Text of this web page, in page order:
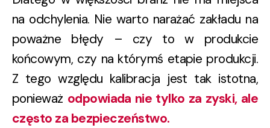
na odchylenia. Nie warto narażać zakładu na
poważne błędy – czy to w produkcie
końcowym, czy na którymś etapie produkcji.
Z tego względu kalibracja jest tak istotna,
ponieważ odpowiada nie tylko za zyski, ale
często za bezpieczeństwo.